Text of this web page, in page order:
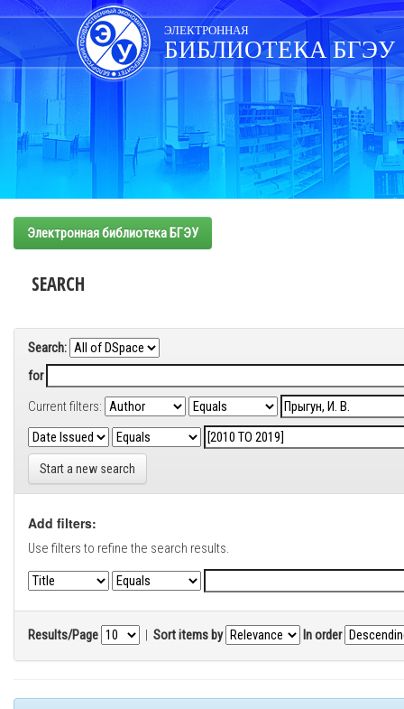
Skip
navigation
ЭЛЕКТРОННАЯ
БИБЛИОТЕКА БГЭУ
Электронная библиотека БГЭУ
SEARCH
Search:
for
Current filters:
Start a new search
Add filters:
Use filters to refine the search results.
Results/Page | Sort items by In order